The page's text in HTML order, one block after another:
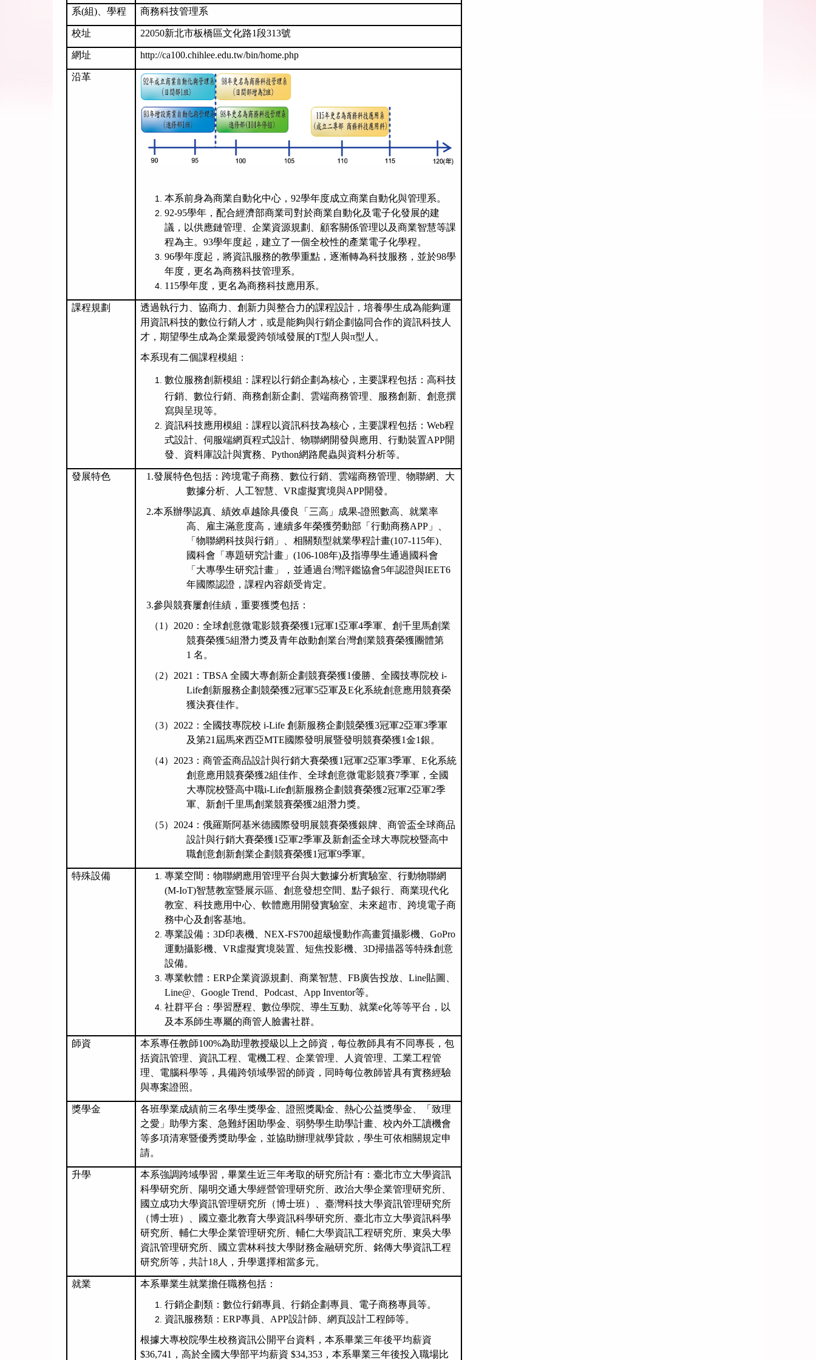
系(組) 、學程 商務科技管理系
校址 22050新北市板橋區文化路1段313號
網址 http://ca100.chihlee.edu.tw/bin/home.php
沿革
本系前身為商業自動化中心， 92學年度成立商業自動化與管理系。
92-95學年，配合經濟部商業司對於商業自動化及電子化發展的建
議，以供應鏈管理、企業資源規劃、顧客關係管理以及商業智慧等課
程為主。 93學年度起，建立了一個全校性的產業電子化學程。
96學年度起，將資訊服務的教學重點，逐漸轉為科技服務，並於98學
年度，更名為商務科技管理系。
115學年度，更名為商務科技應用系。
課程規劃
透過執行力、協商力、創新力與整合力的課程設計，培養學生成為能夠運
用資訊科技的數位行銷人才，或是能夠與行銷企劃協同合作的資訊科技人
才，期望學生成為企業最愛跨領域發展的T型人與π型人。
本系現有二個課程模組：
數位服務創新模組 ：課程以行銷企劃為核心，主要課程包括：高科技
行銷、數位行銷、商務創新企劃、雲端商務管理、服務創新、創意撰
寫與呈現等。
資訊科技應用模組：課程以資訊科技為核心，主要課程包括： Web程
式設計、伺服端網頁程式設計、物聯網開發與應用、行動裝置APP開
發、資料庫設計與實務、 Python網路爬蟲與資料分析等。
發展特色 1.發展特色包括：跨境電子商務、數位行銷、雲端商務管理、物聯網、大
數據分析、人工智慧、 VR虛擬實境與APP開發。
2.本系辦學認真、績效卓越除具優良「三高」成果-證照數高、就業率
高、雇主滿意度高，連續多年榮獲勞動部 「行動商務APP」
「 物聯網科技與行銷 」 、相關類型就業學程計畫(107-115年)
國科會 「 專題研究計畫 」 (106-108年)及指導學生通過 國科會
「大專學生研究計畫」，並通過台灣評鑑協會5年認證與IEET6
年國際認證，課程內容頗受肯定。
3.參與競賽屢創佳績，重要獲獎包括：
（1 ） 2020：全球創意微電影競賽榮獲1冠軍1亞軍4季軍、創千里馬創業
競賽榮獲5組潛力獎及青年啟動創業台灣創業競賽榮獲團體第
1 名。
（2） 2021 ： TBSA 全國大專創新企劃競賽榮獲1優勝、全國技專院校 i-
Life創新服務企劃競榮獲2冠軍5亞軍及E化系統創意應用競賽榮
獲決賽佳作。
（3） 2022 ： 全國技專院校 i-Life 創新服務企劃競榮獲3冠軍2亞軍3季軍
及第21屆馬來西亞MTE國際發明展暨發明競賽榮獲1金1銀。
（4） 2023： 商管盃商品設計與行銷大賽榮獲1冠軍2亞軍3季軍、E化系統
創意應用競賽榮獲2組佳作、全球創意微電影競賽7季軍，全國
大專院校暨高中職i-Life創新服務企劃競賽榮獲2冠軍2亞軍2季
軍、新創千里馬創業競賽榮獲2組潛力獎。
（5） 2024： 俄羅斯阿基米德國際發明展競賽榮獲銀牌、商管盃全球商品
設計與行銷大賽榮獲1亞軍2季軍及新創盃全球大專院校暨高中
職創意創新創業企劃競賽榮獲1冠軍9季軍。
特殊設備 專業空間： 物聯網應用管理平台與大數據分析實驗室 、行動物聯網
(M-IoT)智慧教室暨展示區 、創意發想空間、點子銀行、商業現代化
教室、科技應用中心、軟體應用開發實驗室、未來超市、跨境電子商
務中心及創客基地。
專業設備： 3D印表機、 NEX-FS700超級慢動作高畫質攝影機、 GoPro
運動攝影機、 VR虛擬實境裝置、短焦投影機、 3D掃描器等特殊創意
設備。
專業軟體： ERP企業資源規劃、商業智慧、 FB廣告投放、 Line貼圖、
Line@
Google Trend Podcast App Inventor等。
社群平台：學習歷程、數位學院、導生互動、就業e化等等平台，以
及本系師生專屬的商管人臉書社群。
師資 本系專任教師100%為助理教授級以上之師資，每位教師具有不同專長，包
括資訊管理、資訊工程、電機工程、企業管理、人資管理、工業工程管
理、 電腦科學等，具備跨領域學習的師資，同時每位教師皆具有實務經驗
與專案證照。
獎學金
各班學業成績前三名學生獎學金、證照獎勵金、熱心公益獎學金、「致理
之愛」助學方案、急難紓困助學金、弱勢學生助學計畫、校內外工讀機會
等多項清寒暨優秀獎助學金，並協助辦理就學貸款，學生可依相關規定申
請。
升學
本系強調跨域學習，畢業生近三年考取的研究所計有：臺北市立大學資訊
科學研究所、陽明交通大學經營管理研究所、政治大學企業管理研究所、
國立成功大學資訊管理研究所（博士班）、臺灣科技大學資訊管理研究所
（博士班）、國立臺北教育大學資訊科學研究所、臺北市立大學資訊科學
研究所、輔仁大學企業管理研究所、輔仁大學資訊工程研究所、東吳大學
資訊管理研究所、國立雲林科技大學財務金融研究所、銘傳大學資訊工程
研究所等，共計18人，升學選擇相當多元。
就業
本系畢業生就業擔任職務包括：
行銷企劃類：數位行銷專員、行銷企劃專員、電子商務專員等。
資訊服務類： ERP專員、 APP設計師、網頁設計工程師等。
根據大專校院學生校務資訊公開平台資料 ， 本系畢業三年後平均薪資
$36,741 ，高於全國大學部平均薪資 $34,353 ，本系畢業三年後投入職場比